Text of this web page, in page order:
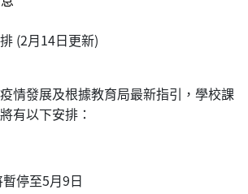
(2月14日更新)
情發展及根據教育局最新指引，學校課
有以下安排：
停至5月9日